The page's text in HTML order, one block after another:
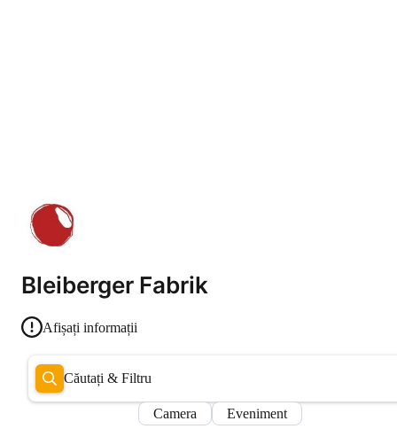
Bleiberger Fabrik
Afișați informații
Căutați & Filtru
Camera Eveniment